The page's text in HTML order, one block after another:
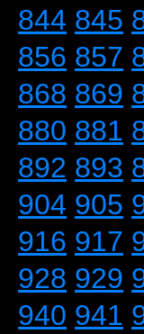
844 845
856 857
868 869
880 881
892 893
904 905
916 917
928 929
940 941